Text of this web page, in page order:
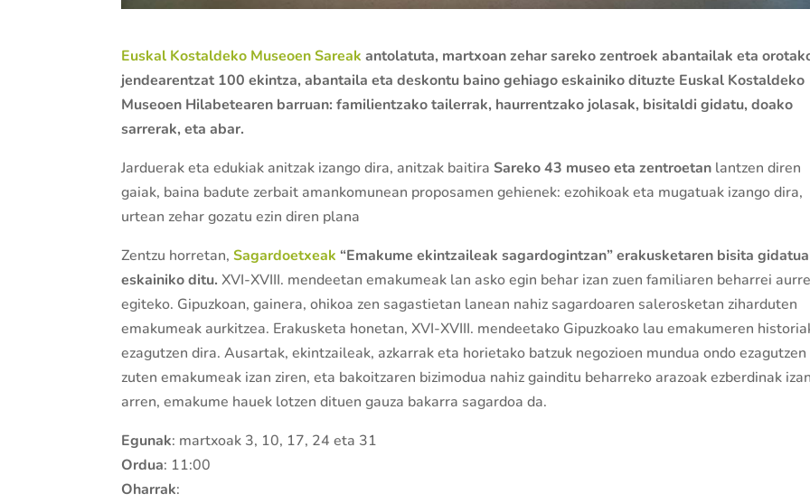
Euskal Kostaldeko Museoen Sareak antolatuta, martxoan zehar sareko zentroek abantailak eta
jendearentzat 100 ekintza, abantaila eta deskontu baino gehiago eskainiko dituzte Euskal Kostaldeko
Museoen Hilabetearen barruan: familientzako tailerrak, haurrentzako jolasak, bisitaldi gidatu, doako
sarrerak, eta abar.
Jarduerak eta edukiak anitzak izango dira, anitzak baitira Sareko 43 museo eta zentroetan lantzen diren
gaiak, baina badute zerbait amankomunean proposamen gehienek: ezohikoak eta mugatuak izango dira,
urtean zehar gozatu ezin diren plana
Zentzu horretan,Sagardoetxeak “Emakume ekintzaileak sagardogintzan” erakusketaren bisita
eskainiko ditu.XVI-XVIII. mendeetan emakumeak lan asko egin behar izan zuen familiaren beharrei aurre
egiteko. Gipuzkoan, gainera, ohikoa zen sagastietan lanean nahiz sagardoaren salerosketan ziharduten
emakumeak aurkitzea. Erakusketa honetan, XVI-XVIII. mendeetako Gipuzkoako lau emakumeren
ezagutzen dira. Ausartak, ekintzaileak, azkarrak eta horietako batzuk negozioen mundua ondo ezagutzen
zuten emakumeak izan ziren, eta bakoitzaren bizimodua nahiz gainditu beharreko arazoak ezberdinak izan
arren, emakume hauek lotzen dituen gauza bakarra sagardoa da.
Egunak: martxoak 3, 10, 17, 24 eta 31
Ordua: 11:00
Oharrak: